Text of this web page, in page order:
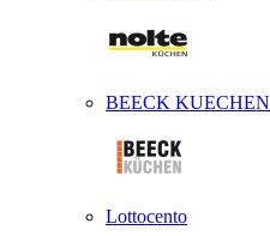
BEECK KUECHEN
Lottocento